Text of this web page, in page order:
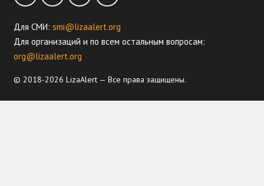
Для СМИ: smi@lizaalert.org
Для организаций и по всем остальным вопросам:
org@lizaalert.org
© 2018-2026 LizaAlert — Все права защищены.